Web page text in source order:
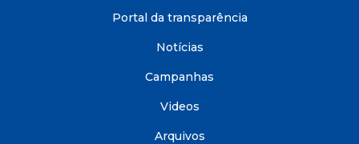
Portal da transparência
Notícias
Campanhas
Videos
Arquivos